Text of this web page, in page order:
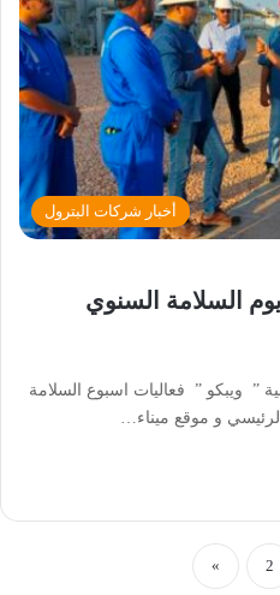
أخبار شركات البترول
السلامة السنوي
” ويبكو ” فعاليات اسبوع السلامة
و موقع ميناء…
2
»